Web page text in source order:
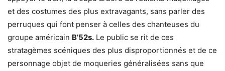
et des costumes des plus extravagants, sans parler des
perruques qui font penser à celles des chanteuses du
groupe américain B’52s. Le public se rit de ces
stratagèmes scéniques des plus disproportionnés et de ce
personnage objet de moqueries généralisées sans que